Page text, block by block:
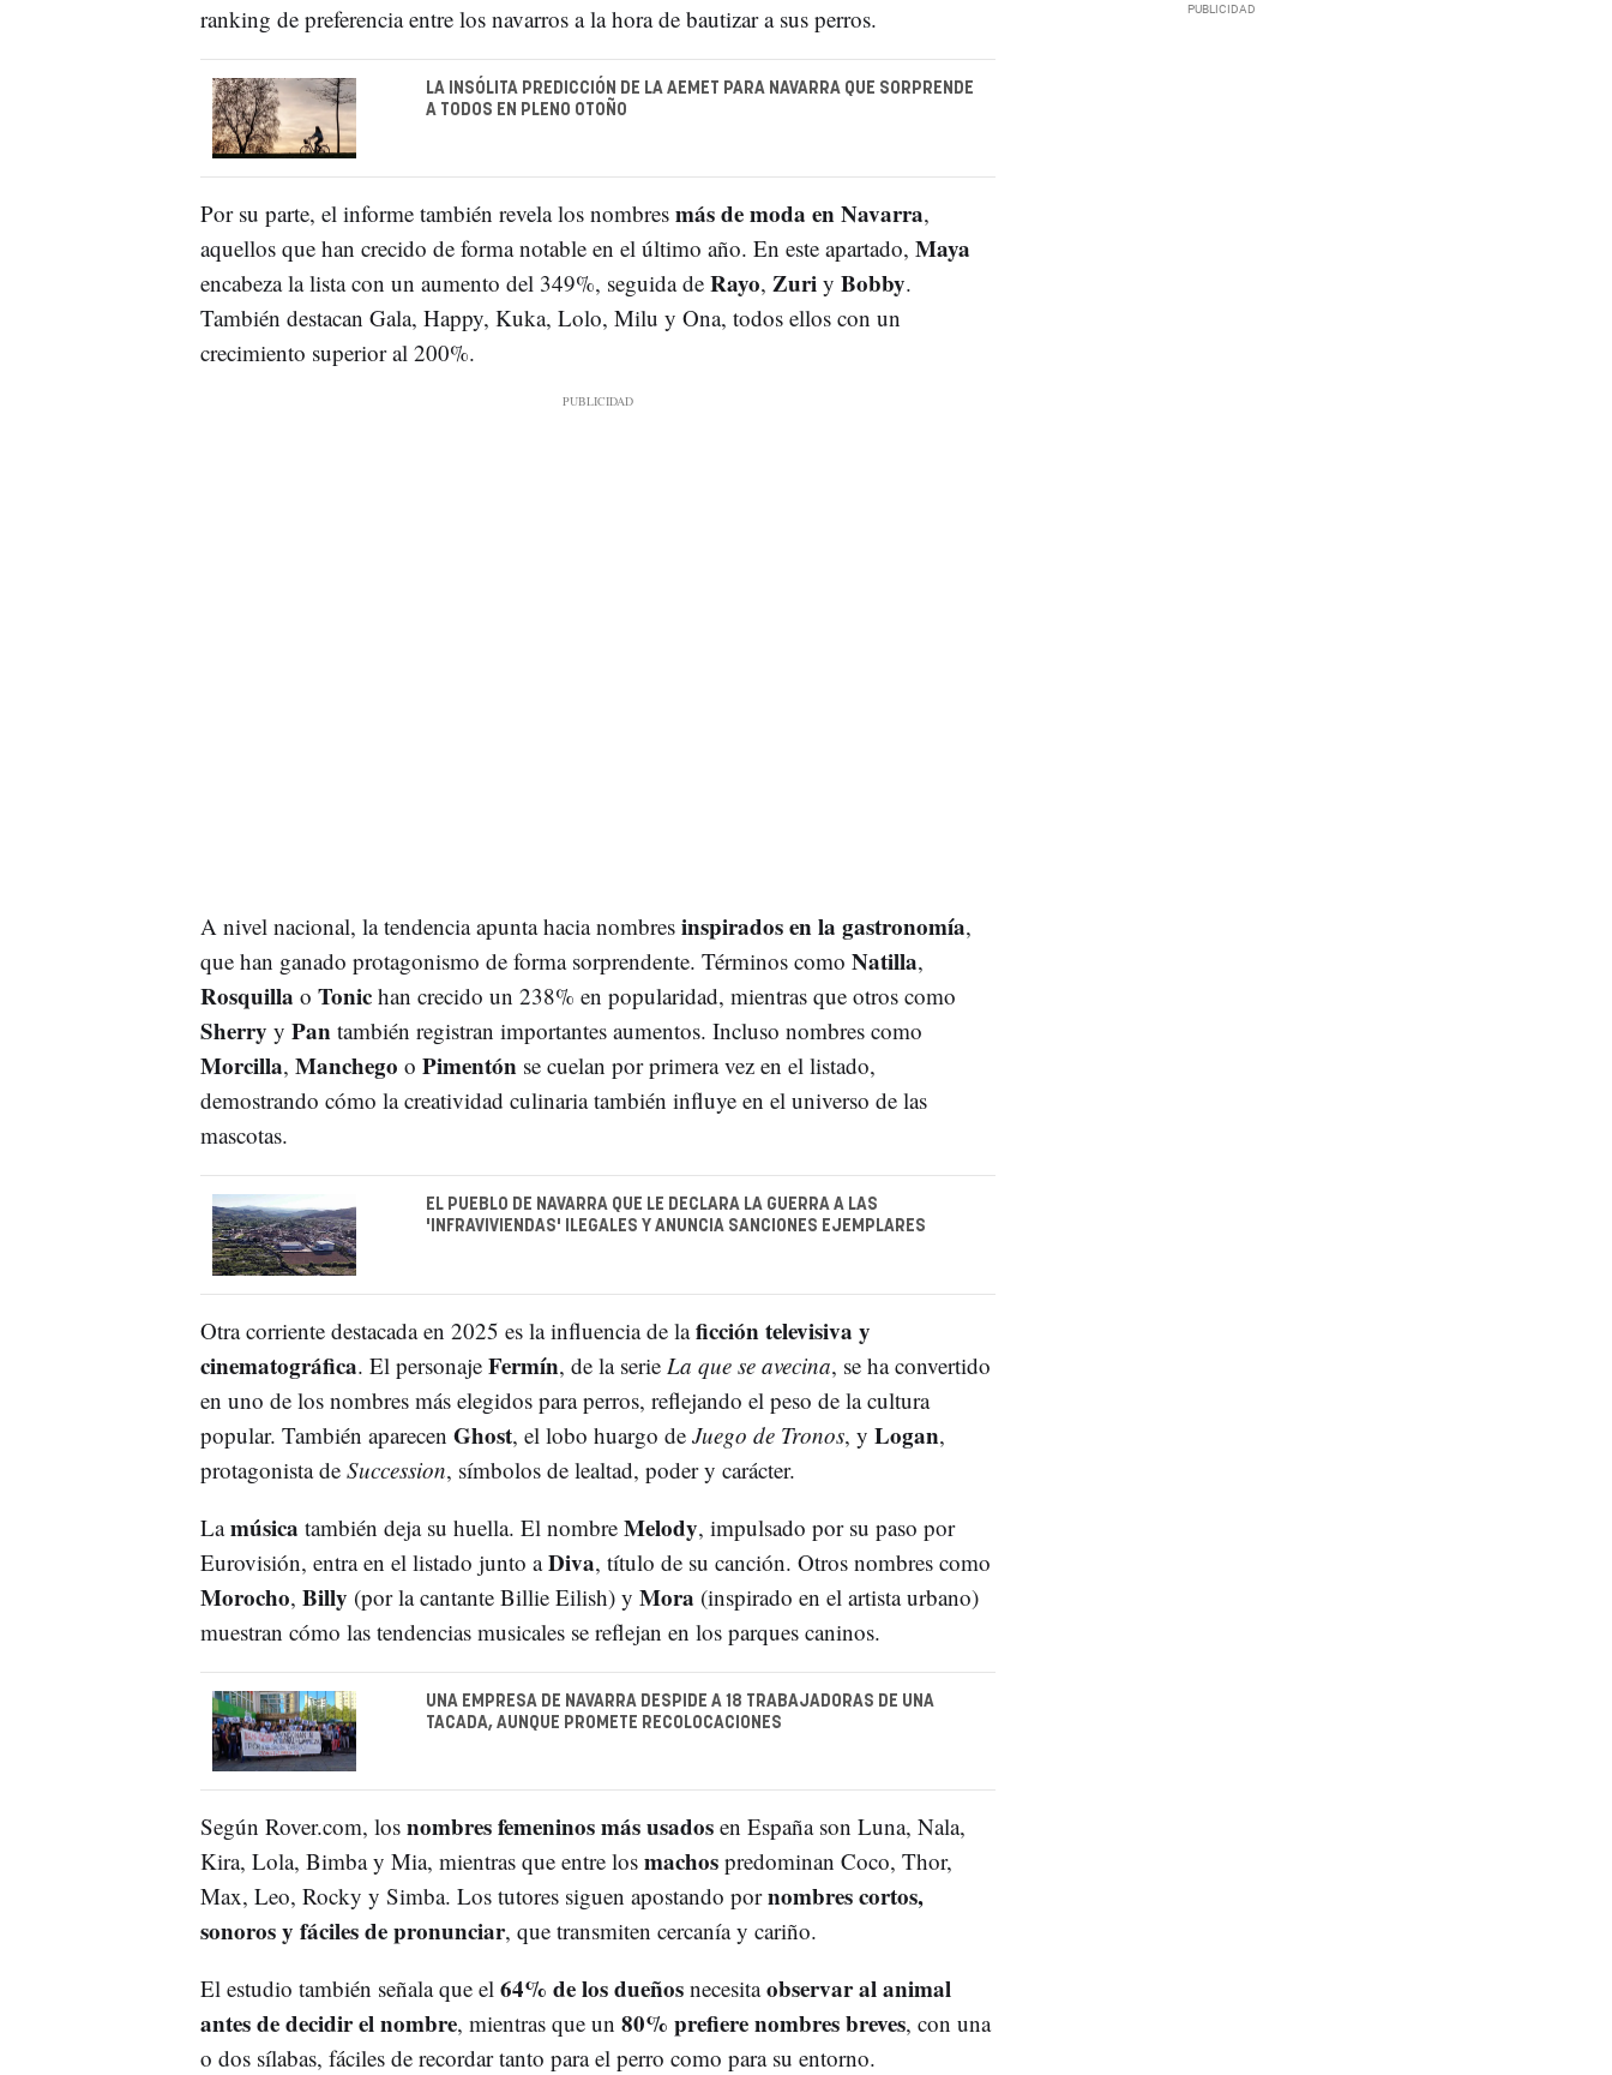
ranking de preferencia entre los navarros a la hora de bautizar a sus perros.
LA INSÓLITA PREDICCIÓN DE LA AEMET PARA NAVARRA QUE SORPRENDE
A TODOS EN PLENO OTOÑO
Por su parte, el informe también revela los nombres más de moda en Navarra,
aquellos que han crecido de forma notable en el último año. En este apartado, Maya
encabeza la lista con un aumento del 349%, seguida de Rayo, Zuriy Bobby.
También destacan Gala, Happy, Kuka, Lolo, Milu y Ona, todos ellos con un
crecimiento superior al 200%.
A nivel nacional, la tendencia apunta hacia nombres inspirados en la gastronomía,
que han ganado protagonismo de forma sorprendente. Términos como Natilla,
Rosquilla o Tonichan crecido un 238% en popularidad, mientras que otros como
Sherry y Pantambién registran importantes aumentos. Incluso nombres como
Morcilla, Manchego o Pimentónse cuelan por primera vez en el listado,
demostrando cómo la creatividad culinaria también influye en el universo de las
mascotas.
EL PUEBLO DE NAVARRA QUE LE DECLARA LA GUERRA A LAS
'INFRAVIVIENDAS' ILEGALES Y ANUNCIA SANCIONES EJEMPLARES
Otra corriente destacada en 2025 es la influencia de laficción televisiva y
cinematográfica. El personaje Fermín, de la serie La que se avecina, se ha convertido
en uno de los nombres más elegidos para perros, reflejando el peso de la cultura
popular. También aparecen Ghost, el lobo huargo de Juego de Tronos, y Logan,
protagonista de Succession, símbolos de lealtad, poder y carácter.
Lamúsica también deja su huella. El nombre Melody, impulsado por su paso por
Eurovisión, entra en el listado junto aDiva, título de su canción. Otros nombres como
Morocho, Billy (por la cantante Billie Eilish) y Mora (inspirado en el artista urbano)
muestran cómo las tendencias musicales se reflejan en los parques caninos.
UNA EMPRESA DE NAVARRA DESPIDE A 18 TRABAJADORAS DE UNA
TACADA, AUNQUE PROMETE RECOLOCACIONES
Según Rover.com, los nombres femeninos más usadosen España son Luna, Nala,
Kira, Lola, Bimba y Mia, mientras que entre los machospredominan Coco, Thor,
Max, Leo, Rocky y Simba. Los tutores siguen apostando pornombres cortos,
sonoros y fáciles de pronunciar, que transmiten cercanía y cariño.
El estudio también señala que el 64% de los dueñosnecesitaobservar al animal
antes de decidir el nombre, mientras que un 80% prefiere nombres breves, con una
o dos sílabas, fáciles de recordar tanto para el perro como para su entorno.